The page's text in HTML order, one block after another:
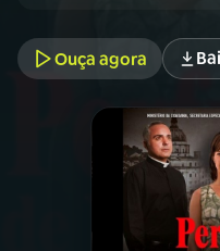
PROGRAMAS
PODCASTS
Ouça agora